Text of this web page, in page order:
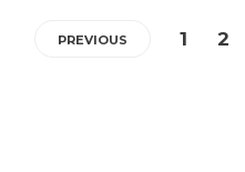
PREVIOUS 1 2